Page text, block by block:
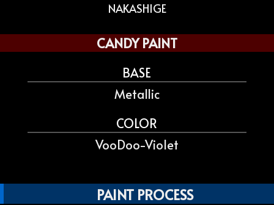
NAKASHIGE
CANDY PAINT
BASE
Metallic
COLOR
VooDoo-Violet
PAINT PROCESS